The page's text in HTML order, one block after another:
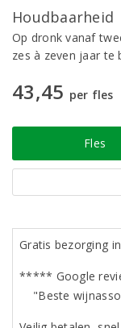
Houdbaarheid
Op dronk vanaf
zes à zeven jaar te
43,45 per fles
Fles
Gratis bezorging
***** Google
"Beste